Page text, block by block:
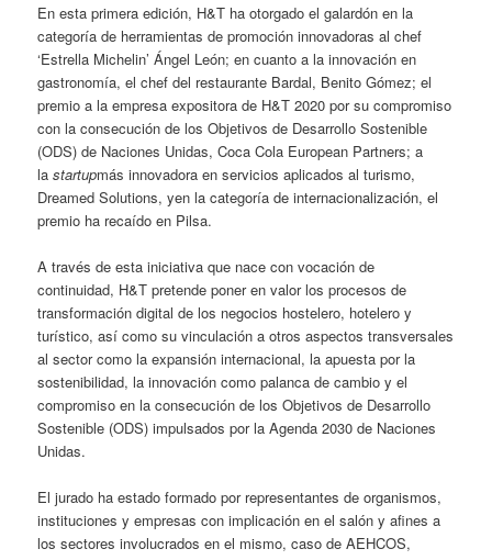
En esta primera edición, H&T ha otorgado el galardón en la
categoría de herramientas de promoción innovadoras al chef
‘Estrella Michelin’ Ángel León; en cuanto a la innovación en
gastronomía, el chef del restaurante Bardal, Benito Gómez; el
premio a la empresa expositora de H&T 2020 por su compromiso
con la consecución de los Objetivos de Desarrollo Sostenible
(ODS) de Naciones Unidas, Coca Cola European Partners; a
lastartupmás innovadora en servicios aplicados al turismo,
Dreamed Solutions, yen la categoría de internacionalización, el
premio ha recaído en Pilsa.
A través de esta iniciativa que nace con vocación de
continuidad, H&T pretende poner en valor los procesos de
transformación digital de los negocios hostelero, hotelero y
turístico, así como su vinculación a otros aspectos transversales
al sector como la expansión internacional, la apuesta por la
sostenibilidad, la innovación como palanca de cambio y el
compromiso en la consecución de los Objetivos de Desarrollo
Sostenible (ODS) impulsados por la Agenda 2030 de Naciones
Unidas.
El jurado ha estado formado por representantes de organismos,
instituciones y empresas con implicación en el salón y afines a
los sectores involucrados en el mismo, caso de AEHCOS,